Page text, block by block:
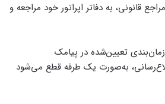
قانونی، به دفاتر اپراتور خود مراجعه و
تعیین‌شده در پیامک
به‌صورت یک طرفه قطع می‌شود